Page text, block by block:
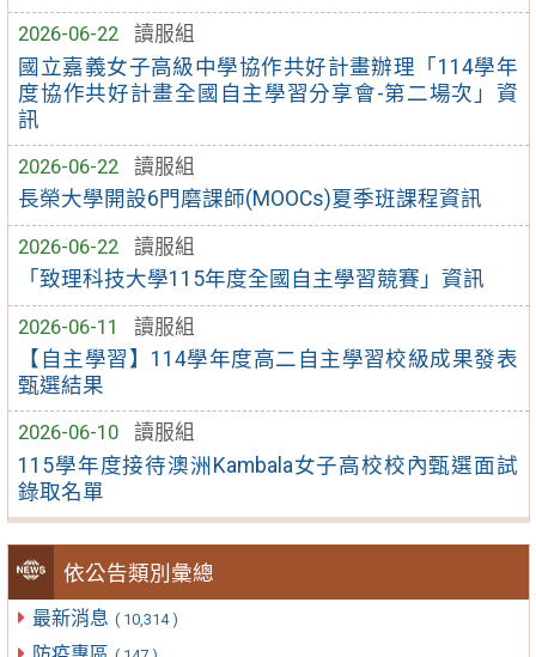
2026-06-22
讀服組
國立嘉義女子高級中學協作共好計畫辦理「114學年
度協作共好計畫全國自主學習分享會-第二場次」資
訊
2026-06-22
讀服組
長榮大學開設6門磨課師(MOOCs)夏季班課程資訊
2026-06-22
讀服組
「致理科技大學115年度全國自主學習競賽」資訊
2026-06-11
讀服組
【自主學習】114學年度高二自主學習校級成果發表
甄選結果
2026-06-10
讀服組
115學年度接待澳洲Kambala女子高校校內甄選面試
錄取名單
依公告類別彙總
最新消息 ( 10,314 )